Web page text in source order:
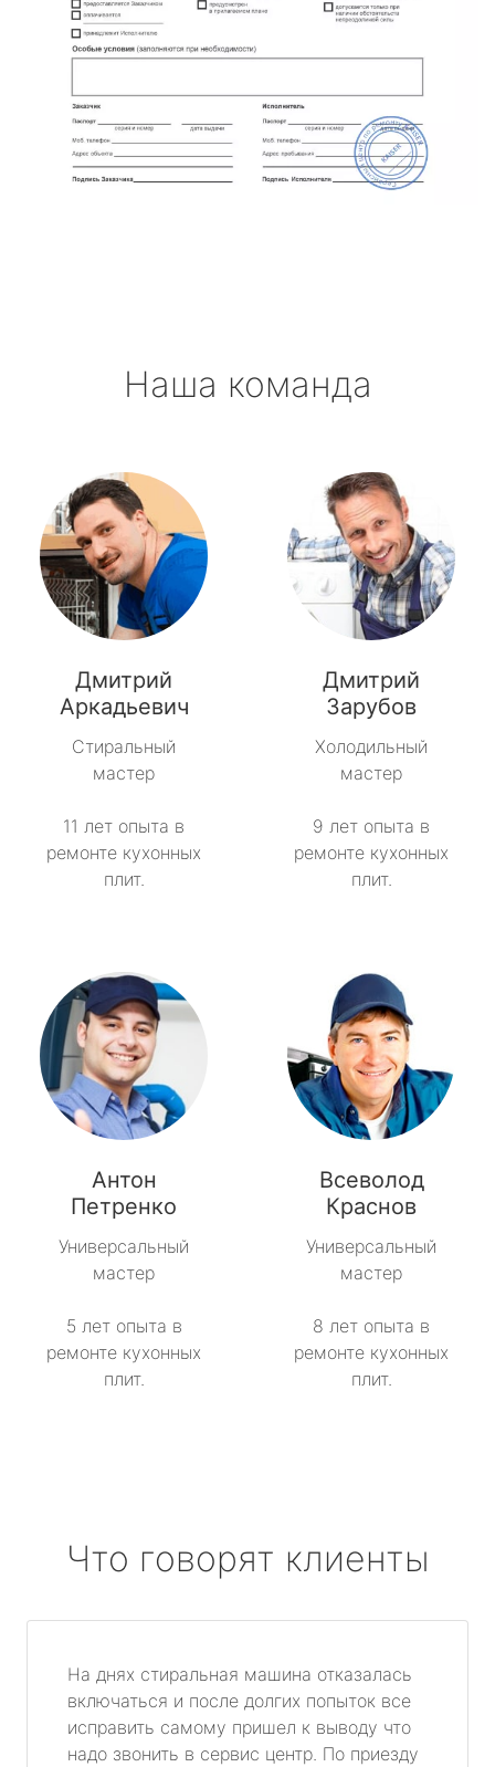
Наша команда
Дмитрий
Аркадьевич
Стиральный
мастер
11 лет опыта в
ремонте кухонных
плит.
Дмитрий
Зарубов
Холодильный
мастер
9 лет опыта в
ремонте кухонных
плит.
Антон
Петренко
Универсальный
мастер
5 лет опыта в
ремонте кухонных
плит.
Всеволод
Краснов
Универсальный
мастер
8 лет опыта в
ремонте кухонных
плит.
Что говорят клиенты
На днях стиральная машина отказалась
включаться и после долгих попыток все
исправить самому пришел к выводу что
надо звонить в сервис центр. По приезду